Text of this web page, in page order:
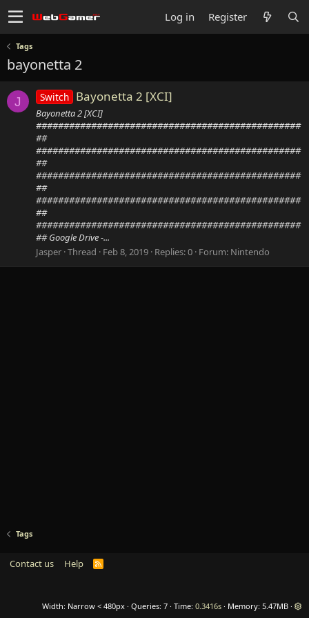
Log in Register
Tags
bayonetta 2
J Switch Bayonetta 2 [XCI]
Bayonetta 2 [XCI]
################################################
##
################################################
##
################################################
##
################################################
##
################################################
## Google Drive -...
Jasper Thread Feb 8, 2019 Replies: 0 Forum: Nintendo
Tags
Contact us Help
R
Width Queries 7 Time 0.3416s Memory 5.47MB